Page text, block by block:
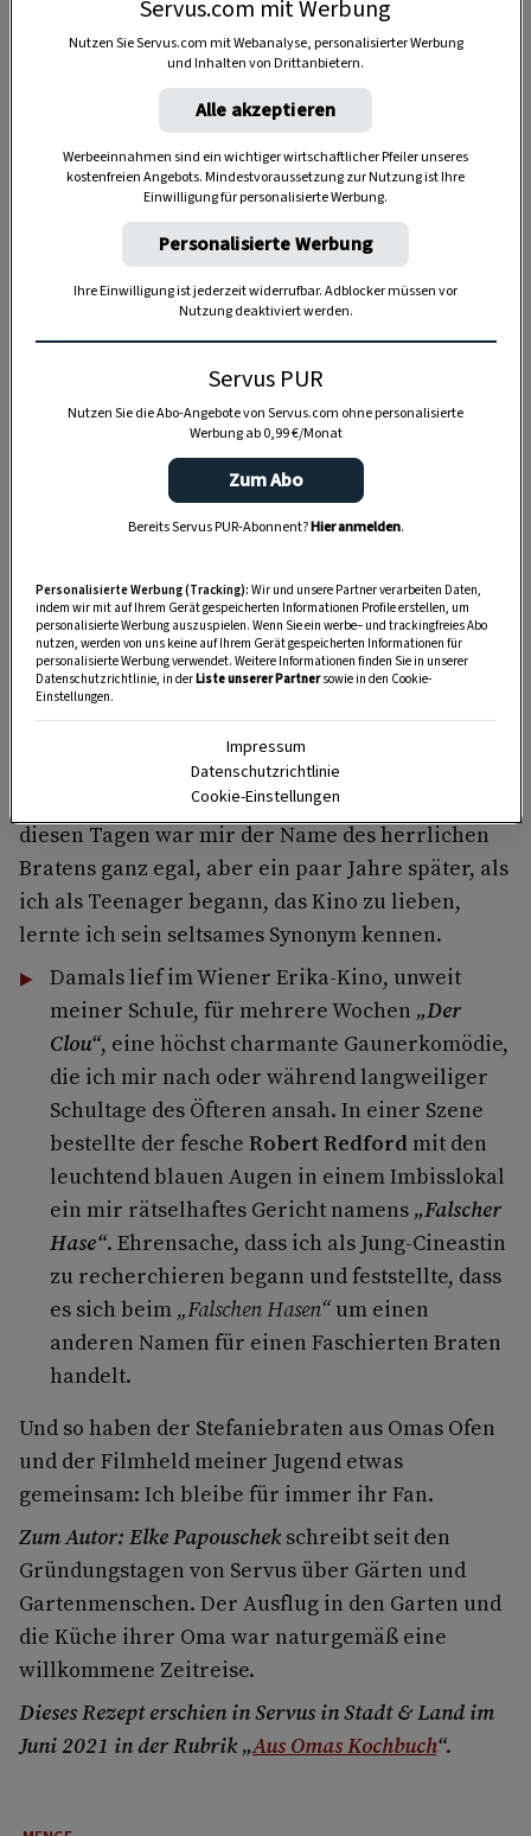
Der Stefaniebraten, ein „Falscher
Mit Bedacht im Herd geschmort,außen knusprig
innen butterweich. Das eigentliche Wunder
waren für mich aber seine inneren Werte:
Frankfurter Würstel, gekochte Eier und
– eine unschlagbare Kombination
in Verbindung mit derHülle aus Faschiertem
und einem großen Klacks flaumigem
Erdäpfelpüree.
Damals holte die Oma das Wasser noch vom
Brunnen, und wir übernahmen das Abwaschen
im Schaffel nach dem großen Schmaus, während
machte. Später radelten wir zum Schotterteich
für einen Badenachmittag, im Gepäck eine Dose
mit kalten Bratenresten für die Jause
zwischendurch.
Wenn überhaupt etwas übrig geblieben war. Das
eine oder andere Nusskipferl war auch dabei.
Marschverpflegung meiner Kindheit
diesen Tagen war mir der Name des herrlichen
Bratens ganz egal, aber ein paar Jahre später, als
ich als Teenager begann, das Kino zu lieben,
lernte ich sein seltsames Synonym kennen.
Damals lief im Wiener Erika-Kino, unweit
meiner Schule, für mehrere Wochen „Der
Clou“, eine höchst charmante Gaunerkomödie,
die ich mir nach oder während langweiliger
Schultage des Öfteren ansah. In einer Szene
bestellte der fesche Robert Redfordmit den
leuchtend blauen Augen in einem Imbisslokal
ein mir rätselhaftes Gericht namens „Falscher
Hase“. Ehrensache, dass ich als Jung-Cineastin
zu recherchieren begann und feststellte, dass
es sich beim „Falschen Hasen“um einen
anderen Namen für einen Faschierten Braten
handelt.
Und so haben der Stefaniebraten aus Omas Ofen
und der Filmheld meiner Jugend etwas
gemeinsam: Ich bleibe für immer ihr Fan.
Zum Autor: Elke Papouschek schreibt seit den
Gründungstagen von Servus über Gärten und
Gartenmenschen. Der Ausflug in den Garten und
die Küche ihrer Oma war naturgemäß eine
willkommene Zeitreise.
Dieses Rezept erschien in Servus in Stadt & Land im
Juni 2021 in der Rubrik „Aus Omas Kochbuch“.
Servus.com mit Werbung
Nutzen Sie Servus.com mit Webanalyse, personalisierter Werbung
und Inhalten von Drittanbietern.
Alle akzeptieren
Werbeeinnahmen sind ein wichtiger wirtschaftlicher Pfeiler unseres
kostenfreien Angebots. Mindestvoraussetzung zur Nutzung ist Ihre
Einwilligung für personalisierte Werbung.
Personalisierte Werbung
Ihre Einwilligung ist jederzeit widerrufbar. Adblocker müssen vor
Nutzung deaktiviert werden.
Servus PUR
Nutzen Sie die Abo-Angebote von Servus.com ohne personalisierte
Werbung ab 0,99 €/Monat
Zum Abo
Bereits Servus PUR-Abonnent?Hier anmelden.
Personalisierte Werbung (Tracking): Wir und unsere Partner verarbeiten Daten,
indem wir mit auf Ihrem Gerät gespeicherten Informationen Profile erstellen, um
personalisierte Werbung auszuspielen. Wenn Sie ein werbe– und trackingfreies Abo
nutzen, werden von uns keine auf Ihrem Gerät gespeicherten Informationen für
personalisierte Werbung verwendet. Weitere Informationen finden Sie in unserer
Datenschutzrichtlinie, in derListe unserer Partnersowie in den Cookie-
Einstellungen.
Impressum
Datenschutzrichtlinie
Cookie-Einstellungen